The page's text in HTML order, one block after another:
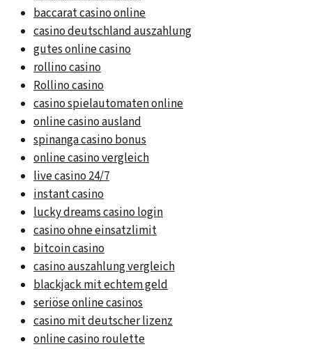
baccarat casino online
casino deutschland auszahlung
gutes online casino
rollino casino
Rollino casino
casino spielautomaten online
online casino ausland
spinanga casino bonus
online casino vergleich
live casino 24/7
instant casino
lucky dreams casino login
casino ohne einsatzlimit
bitcoin casino
casino auszahlung vergleich
blackjack mit echtem geld
seriöse online casinos
casino mit deutscher lizenz
online casino roulette